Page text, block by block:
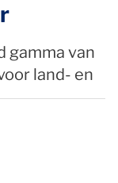
gamma van
land- en